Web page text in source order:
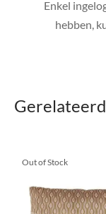
Enkel
hebben,
Out of Stock